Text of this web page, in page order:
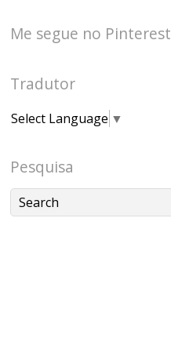
Me segue no Pinterest
Tradutor
Select Language ▼
Pesquisa